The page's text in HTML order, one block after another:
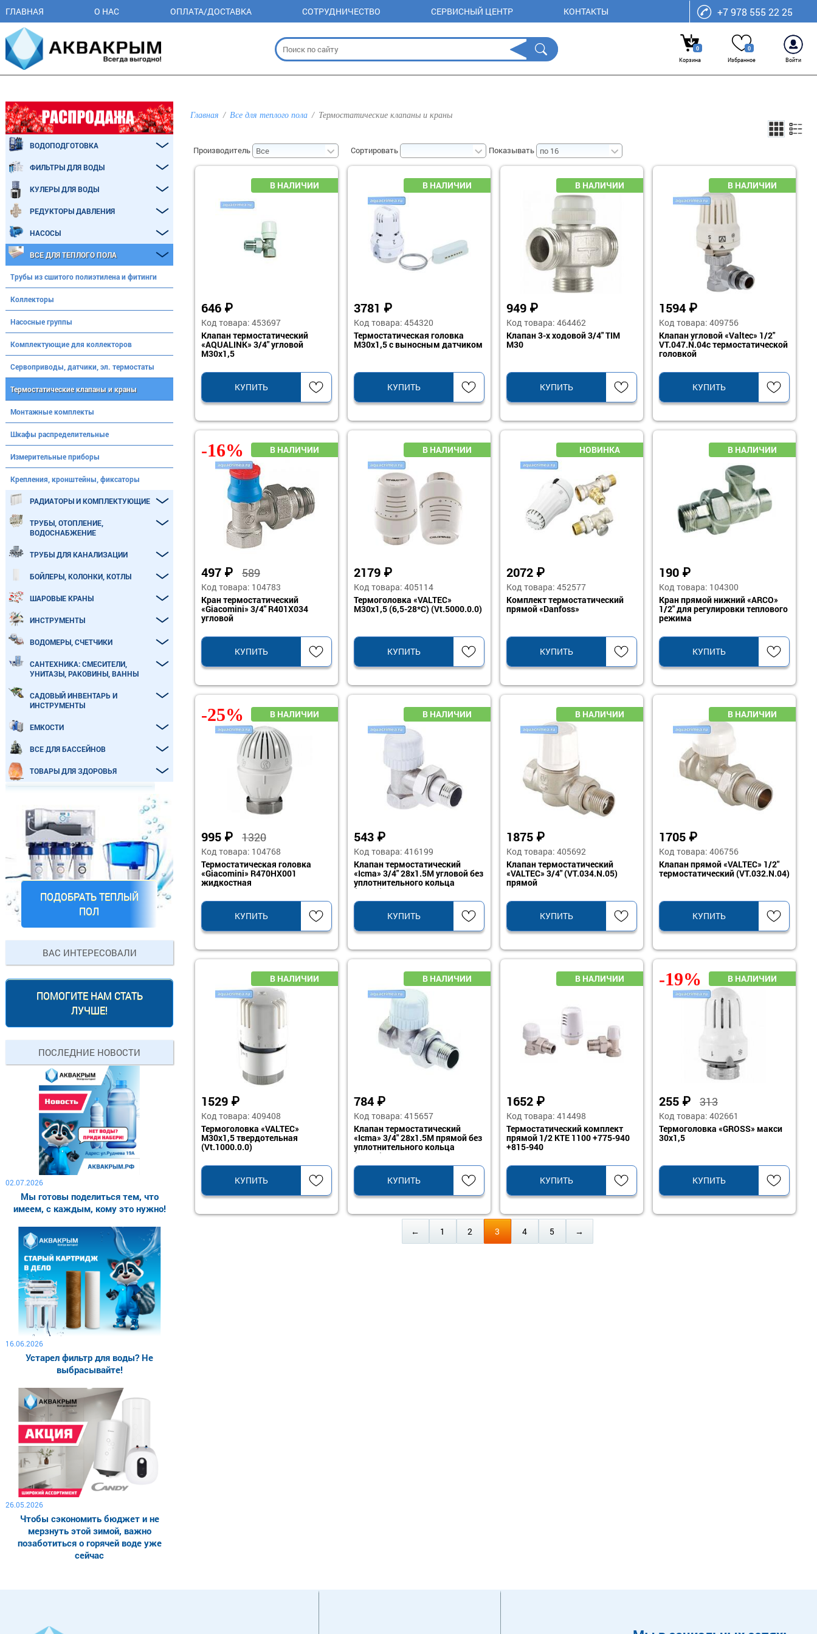
ГЛАВНАЯ О НАС ОПЛАТА/ДОСТАВКА СОТРУДНИЧЕСТВО СЕРВИСНЫЙ ЦЕНТР КОНТАКТЫ +7 978 555 22 25
0
Корзина
0
Избранное
Войти
Главная Все для теплого пола Термостатические клапаны и краны
Производитель Сортировать Показывать
646 ₽
Код товара: 453697
Клапан термостатический
«AQUALINK» 3/4" угловой
М30х1,5
КУПИТЬ
3781 ₽
Код товара: 454320
Термостатическая головка
М30х1,5 с выносным датчиком
КУПИТЬ
949 ₽
Код товара: 464462
Клапан 3-х ходовой 3/4" TIM
М30
КУПИТЬ
1594 ₽
Код товара: 409756
Клапан угловой «Valtec» 1/2"
VT.047.N.04с термостатической
головкой
КУПИТЬ
497 ₽ 589
Код товара: 104783
Кран термостатический
«Giacomini» 3/4" R401X034
угловой
КУПИТЬ
-16%
2179 ₽
Код товара: 405114
Термоголовка «VALTEC»
М30х1,5 (6,5-28*С) (Vt.5000.0.0)
КУПИТЬ
2072 ₽
Код товара: 452577
Комплект термостатический
прямой «Danfoss»
КУПИТЬ
190 ₽
Код товара: 104300
Кран прямой нижний «ARCO»
1/2" для регулировки теплового
режима
КУПИТЬ
995 ₽ 1320
Код товара: 104768
Термостатическая головка
«Giacomini» R470HX001
жидкостная
КУПИТЬ
-25%
543 ₽
Код товара: 416199
Клапан термостатический
«Icma» 3/4" 28х1.5М угловой без
уплотнительного кольца
(50/10)
КУПИТЬ
1875 ₽
Код товара: 405692
Клапан термостатический
«VALTEC» 3/4" (VT.034.N.05)
прямой
КУПИТЬ
1705 ₽
Код товара: 406756
Клапан прямой «VALTEC» 1/2"
термостатический (VT.032.N.04)
КУПИТЬ
1529 ₽
Код товара: 409408
Термоголовка «VALTEC»
М30х1,5 твердотельная
(Vt.1000.0.0)
КУПИТЬ
784 ₽
Код товара: 415657
Клапан термостатический
«Icma» 3/4" 28х1.5М прямой без
уплотнительного кольца
(50/10)
КУПИТЬ
1652 ₽
Код товара: 414498
Термостатический комплект
прямой 1/2 KTE 1100 +775-940
+815-940
КУПИТЬ
255 ₽ 313
Код товара: 402661
Термоголовка «GROSS» макси
30х1,5
КУПИТЬ
-19%
← 1 2 3 4 5 →
ВОДОПОДГОТОВКА
ФИЛЬТРЫ ДЛЯ ВОДЫ
КУЛЕРЫ ДЛЯ ВОДЫ
РЕДУКТОРЫ ДАВЛЕНИЯ
НАСОСЫ
ВСЕ ДЛЯ ТЕПЛОГО ПОЛА
Трубы из сшитого полиэтилена и фитинги
Коллекторы
Насосные группы
Комплектующие для коллекторов
Сервоприводы, датчики, эл. термостаты
Термостатические клапаны и краны
Монтажные комплекты
Шкафы распределительные
Измерительные приборы
Крепления, кронштейны, фиксаторы
РАДИАТОРЫ И КОМПЛЕКТУЮЩИЕ
ТРУБЫ, ОТОПЛЕНИЕ,
ВОДОСНАБЖЕНИЕ
ТРУБЫ ДЛЯ КАНАЛИЗАЦИИ
БОЙЛЕРЫ, КОЛОНКИ, КОТЛЫ
ШАРОВЫЕ КРАНЫ
ИНСТРУМЕНТЫ
ВОДОМЕРЫ, СЧЕТЧИКИ
САНТЕХНИКА: СМЕСИТЕЛИ,
УНИТАЗЫ, РАКОВИНЫ, ВАННЫ
САДОВЫЙ ИНВЕНТАРЬ И
ИНСТРУМЕНТЫ
ЕМКОСТИ
ВСЕ ДЛЯ БАССЕЙНОВ
ТОВАРЫ ДЛЯ ЗДОРОВЬЯ
ПОДОБРАТЬ ТЕПЛЫЙ
ПОЛ
ВАС ИНТЕРЕСОВАЛИ
ПОМОГИТЕ НАМ СТАТЬ
ЛУЧШЕ!
ПОСЛЕДНИЕ НОВОСТИ
02.07.2026
Мы готовы поделиться тем, что
имеем, с каждым, кому это нужно!
16.06.2026
Устарел фильтр для воды? Не
выбрасывайте!
26.05.2026
Чтобы сэкономить бюджет и не
мерзнуть этой зимой, важно
позаботиться о горячей воде уже
сейчас